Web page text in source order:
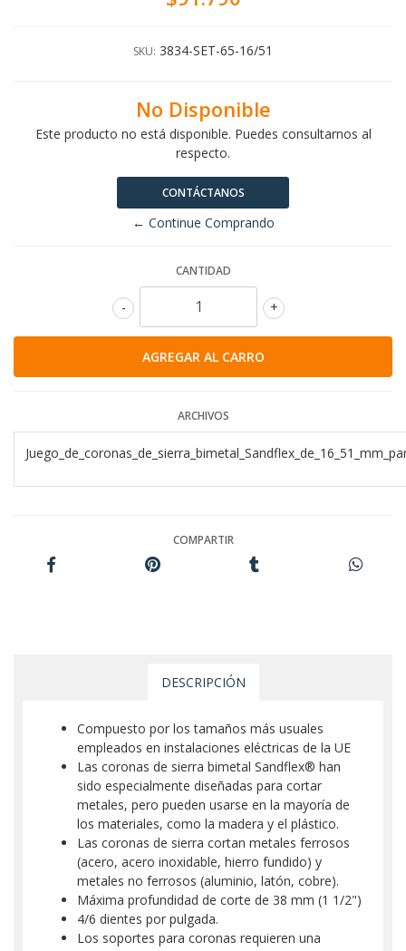
SKU: 3834-SET-65-16/51
No Disponible
Este producto no está disponible. Puedes consultarnos al
respecto.
CONTÁCTANOS
← Continue Comprando
CANTIDAD
+
-
ARCHIVOS
COMPARTIR
DESCRIPCIÓN
Compuesto por los tamaños más usuales
empleados en instalaciones eléctricas de la UE
Las coronas de sierra bimetal Sandflex® han
sido especialmente diseñadas para cortar
metales, pero pueden usarse en la mayoría de
los materiales, como la madera y el plástico.
Las coronas de sierra cortan metales ferrosos
(acero, acero inoxidable, hierro fundido) y
metales no ferrosos (aluminio, latón, cobre).
Máxima profundidad de corte de 38 mm (1 1/2")
4/6 dientes por pulgada.
Los soportes para coronas requieren una